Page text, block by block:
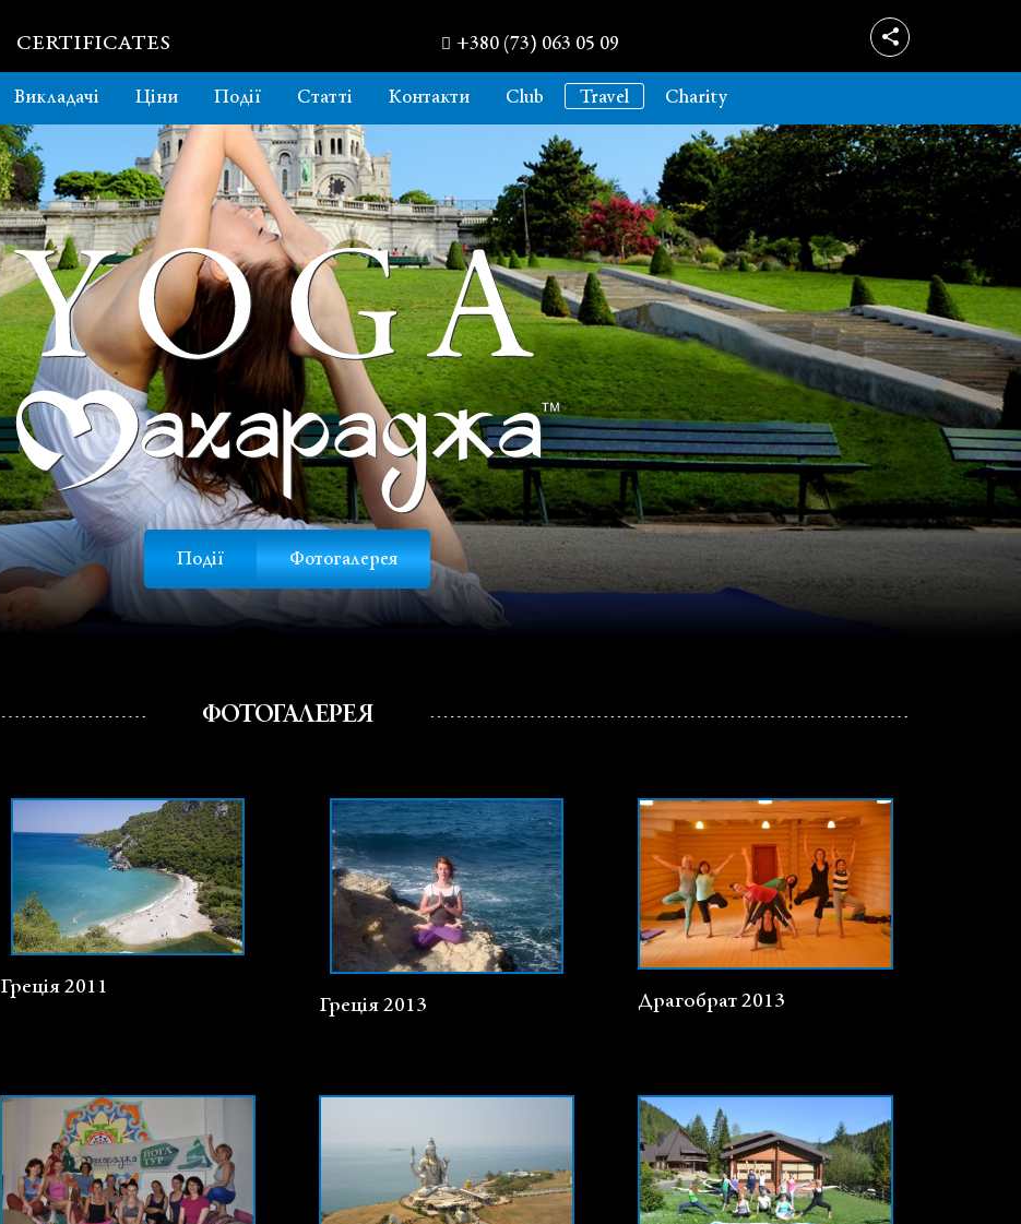
CERTIFICATES +380 (73) 063 05 09
Викладачі Ціни Події Статті Контакти Club Travel Charity
Події Фотогалерея
ФОТОГАЛЕРЕЯ
Греція 2011
Греція 2013
Драгобрат 2013